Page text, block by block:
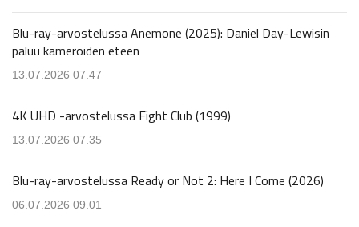
Blu-ray-arvostelussa Anemone (2025): Daniel Day-Lewisin
paluu kameroiden eteen
13.07.2026 07.47
4K UHD -arvostelussa Fight Club (1999)
13.07.2026 07.35
Blu-ray-arvostelussa Ready or Not 2: Here I Come (2026)
06.07.2026 09.01